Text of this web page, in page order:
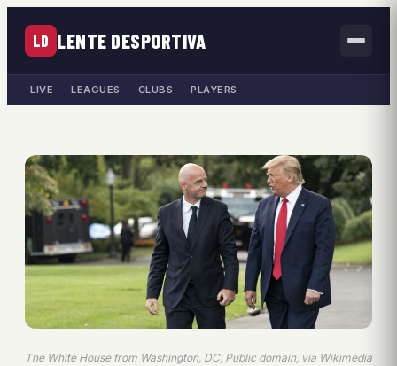
LD LENTE DESPORTIVA
LIVE LEAGUES CLUBS PLAYERS
The White House from Washington, DC, Public domain, via Wikimedia